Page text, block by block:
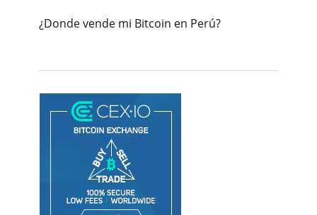
¿Donde vende mi Bitcoin en Perú?